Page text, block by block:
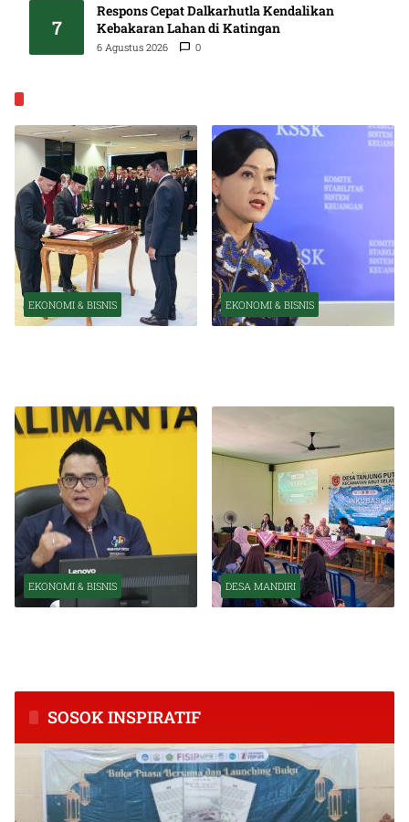
7
Respons Cepat Dalkarhutla Kendalikan
Kebakaran Lahan di Katingan
6 Agustus 2026 0
EKONOMI & BISNIS EKONOMI & BISNIS
EKONOMI & BISNIS DESA MANDIRI
SOSOK INSPIRATIF